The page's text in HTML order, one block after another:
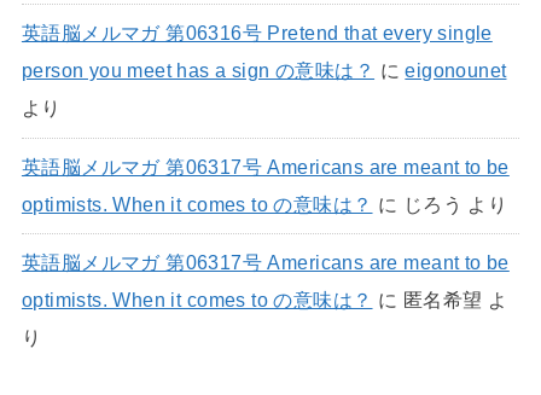
英語脳メルマガ 第06316号 Pretend that every single
person you meet has a sign の意味は？ にeigonounet
より
英語脳メルマガ 第06317号 Americans are meant to be
optimists. When it comes to の意味は？ に じろう より
英語脳メルマガ 第06317号 Americans are meant to be
optimists. When it comes to の意味は？ に 匿名希望 よ
り